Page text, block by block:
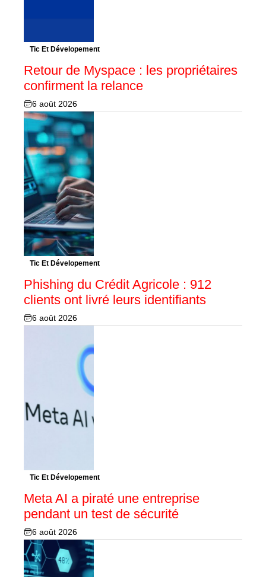
Tic Et Dévelopement
Retour de Myspace : les propriétaires
confirment la relance
6 août 2026
Tic Et Dévelopement
Phishing du Crédit Agricole : 912
clients ont livré leurs identifiants
6 août 2026
Tic Et Dévelopement
Meta AI a piraté une entreprise
pendant un test de sécurité
6 août 2026